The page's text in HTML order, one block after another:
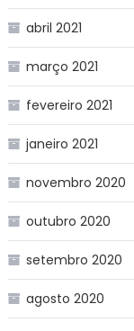
abril 2021
março 2021
fevereiro 2021
janeiro 2021
novembro 2020
outubro 2020
setembro 2020
agosto 2020